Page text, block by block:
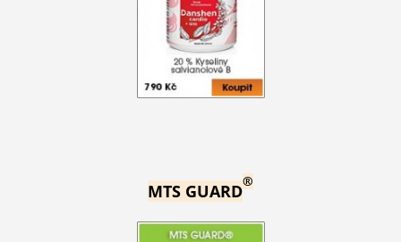
MTS GUARD®